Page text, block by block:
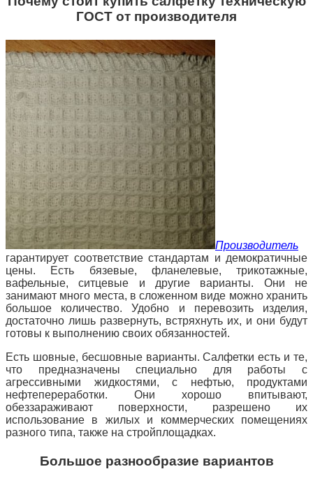
ГОСТ от производителя
Производитель
гарантирует соответствие стандартам и демократичные
цены. Есть бязевые, фланелевые, трикотажные,
вафельные, ситцевые и другие варианты. Они не
занимают много места, в сложенном виде можно хранить
большое количество. Удобно и перевозить изделия,
достаточно лишь развернуть, встряхнуть их, и они будут
готовы к выполнению своих обязанностей.
Есть шовные, бесшовные варианты. Салфетки есть и те,
что предназначены специально для работы с
агрессивными жидкостями, с нефтью, продуктами
нефтепереработки. Они хорошо впитывают,
обеззараживают поверхности, разрешено их
использование в жилых и коммерческих помещениях
разного типа, также на стройплощадках.
Большое разнообразие вариантов